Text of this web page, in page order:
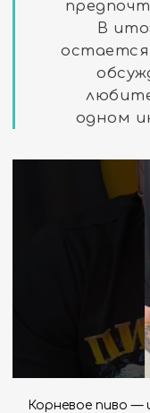
В
одном
Корневое пиво —